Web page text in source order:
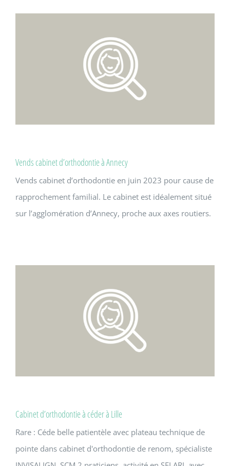
Vends cabinet d’orthodontie à Annecy
Vends cabinet d’orthodontie en juin 2023 pour cause de
rapprochement familial. Le cabinet est idéalement situé
sur l’agglomération d’Annecy, proche aux axes routiers.
Cabinet d’orthodontie à céder à Lille
Rare : Céde belle patientèle avec plateau technique de
pointe dans cabinet d'orthodontie de renom, spécialiste